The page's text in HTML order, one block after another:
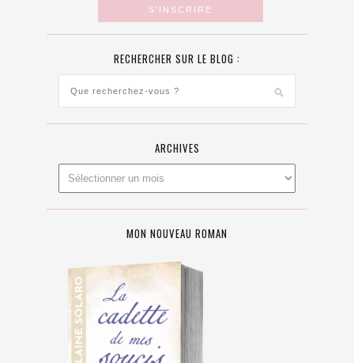
RECHERCHER SUR LE BLOG :
ARCHIVES
MON NOUVEAU ROMAN